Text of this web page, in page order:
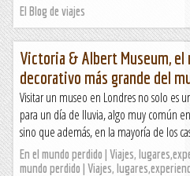
El Blog de viajes
Victoria & Albert Museum, el
decorativo más grande del
Visitar un museo en Londres no solo es
para un día de lluvia, algo muy común
sino que además, en la mayoría de los
En el mundo perdido | Viajes,
mundo perdido | Viajes,